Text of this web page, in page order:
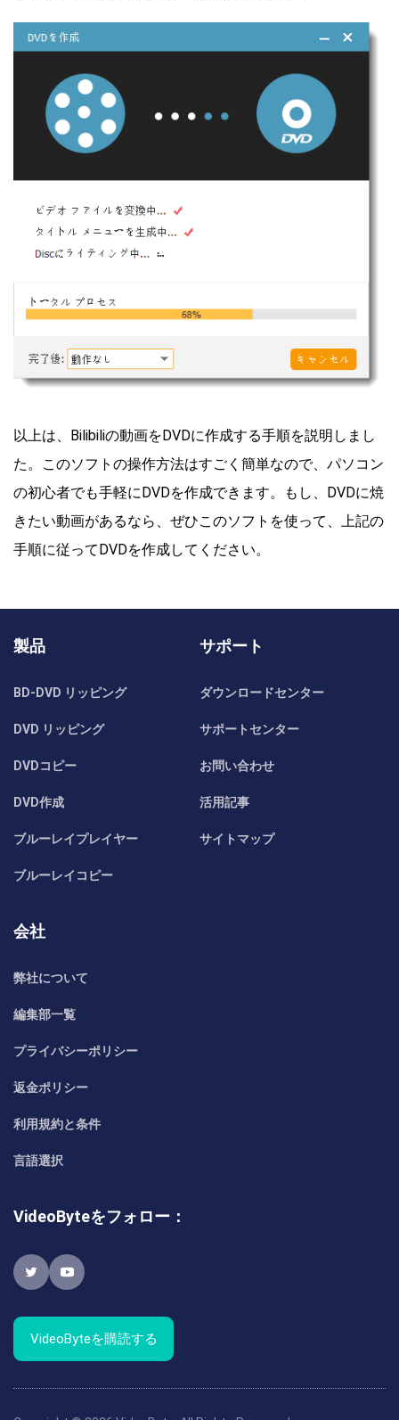
以上は、Bilibiliの動画をDVDに作成する手順を説明しまし
た。このソフトの操作方法はすごく簡単なので、パソコン
の初心者でも手軽にDVDを作成できます。もし、DVDに焼
きたい動画があるなら、ぜひこのソフトを使って、上記の
手順に従ってDVDを作成してください。
製品
BD-DVD リッピング
DVD リッピング
DVDコピー
DVD作成
ブルーレイプレイヤー
ブルーレイコピー
サポート
ダウンロードセンター
サポートセンター
お問い合わせ
活用記事
サイトマップ
会社
弊社について
編集部一覧
プライバシーポリシー
返金ポリシー
利用規約と条件
言語選択
VideoByteをフォロー：
VideoByteを購読する